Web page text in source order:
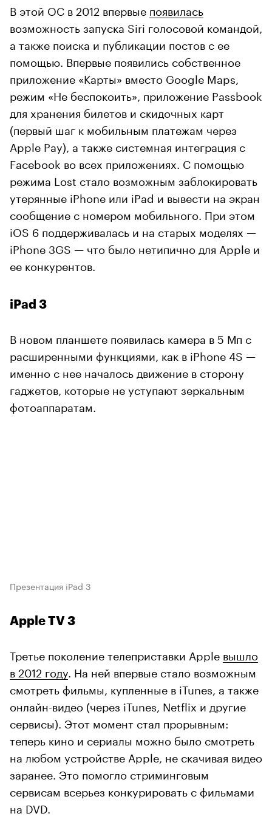
В этой ОС в 2012 впервые появилась
возможность запуска Siri голосовой командой,
а также поиска и публикации постов с ее
помощью. Впервые появились собственное
приложение «Карты» вместо Google Maps,
режим «Не беспокоить», приложение Passbook
для хранения билетов и скидочных карт
(первый шаг к мобильным платежам через
Apple Pay), а также системная интеграция с
Facebook во всех приложениях. С помощью
режима Lost стало возможным заблокировать
утерянные iPhone или iPad и вывести на экран
сообщение с номером мобильного. При этом
iOS 6 поддерживалась и на старых моделях —
iPhone 3GS — что было нетипично для Apple и
ее конкурентов.
iPad 3
В новом планшете появилась камера в 5 Мп с
расширенными функциями, как в iPhone 4S —
именно с нее началось движение в сторону
гаджетов, которые не уступают зеркальным
фотоаппаратам.
Презентация iPad 3
Apple TV 3
Третье поколение телеприставки Apple вышло
в 2012 году . На ней впервые стало возможным
смотреть фильмы, купленные в iTunes, а также
онлайн-видео (через iTunes, Netflix и другие
сервисы). Этот момент стал прорывным:
теперь кино и сериалы можно было смотреть
на любом устройстве Apple, не скачивая видео
заранее. Это помогло стриминговым
сервисам всерьез конкурировать с фильмами
на DVD.